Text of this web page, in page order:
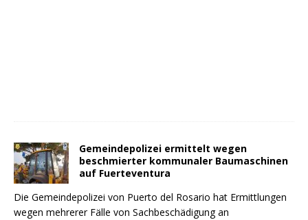
Gemeindepolizei ermittelt wegen
beschmierter kommunaler Baumaschinen
auf Fuerteventura
Die Gemeindepolizei von Puerto del Rosario hat Ermittlungen
wegen mehrerer Fälle von Sachbeschädigung an